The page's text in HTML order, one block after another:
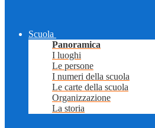
Scuola
Panoramica
I luoghi
Le persone
I numeri della scuola
Le carte della scuola
Organizzazione
La storia